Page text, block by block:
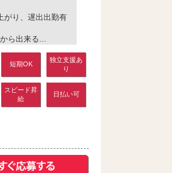
がり、遅出出勤有
ら出来る...
短期OK
独立支援あ
り
スピード昇
給
日払い可